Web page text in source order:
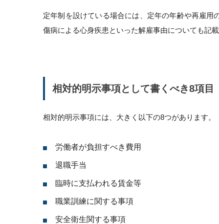
定年制を設けている場合には、定年の年齢や再雇
傷病による心身疾患といった解雇事由についても記
相対的明示事項として書くべき8項目
相対的明示事項には、大きく以下の8つがあります。
労働者が負担すべき費用
退職手当
臨時に支払われる賃金等
職業訓練に関する事項
安全衛生関する事項